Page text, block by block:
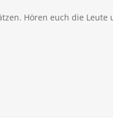
Hören euch die Leute